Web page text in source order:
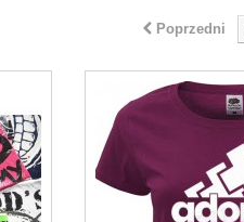
Poprzedni